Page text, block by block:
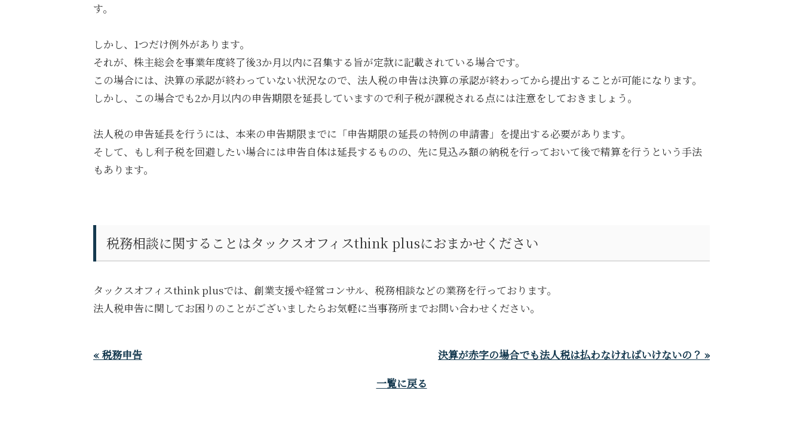
す。
しかし、 1つだけ例外があります。
それが、株主総会を事業年度終了後3か月以内に召集する旨が定款に記載されている場合です。
この場合には、決算の承認が終わっていない状況なので、法人税の申告は決算の承認が終わってから提出することが可能になります。
しかし、この場合でも2か月以内の申告期限を延長していますので利子税が課税される点には注意をしておきましょう。
法人税の申告延長を行うには、本来の申告期限までに「申告期限の延長の特例の申請書」を提出する必要があります。
そして、もし利子税を回避したい場合には申告自体は延長するものの、先に見込み額の納税を行っておいて後で精算を行うという手法
もあります。
税務相談に関することはタックスオフィスthink plusにおまかせください
タックスオフィスthink plusでは、創業支援や経営コンサル、税務相談などの業務を行っております。
法人税申告に関してお困りのことがございましたらお気軽に当事務所までお問い合わせください。
« 税務申告
決算が赤字の場合でも法人税は払わなければいけないの？ »
一覧に戻る